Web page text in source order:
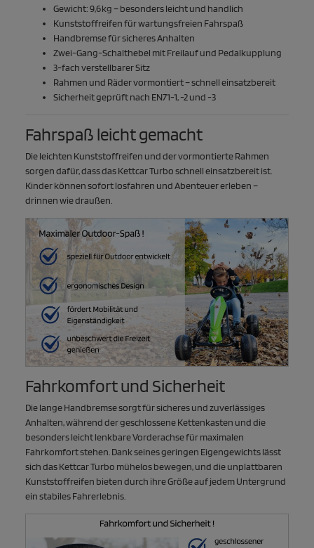
Gewicht: 9,6 kg – besonders leicht und handlich
Kunststoffreifen für wartungsfreien Fahrspaß
Handbremse für sicheres Anhalten
Zwei-Gang-Schalthebel mit Freilauf und Pedalkupplung
3-fach verstellbarer Sitz
Rahmen und Räder vormontiert – schnell einsatzbereit
Sicherheit geprüft nach EN71-1, -2 und -3
Fahrspaß leicht gemacht
Die leichten Kunststoffreifen und der vormontierte Rahmen
sorgen dafür, dass das Kettcar Turbo schnell einsatzbereit ist.
Kinder können sofort losfahren und Abenteuer erleben –
drinnen wie draußen.
Fahrkomfort und Sicherheit
Die lange Handbremse sorgt für sicheres und zuverlässiges
Anhalten, während der geschlossene Kettenkasten und die
besonders leicht lenkbare Vorderachse für maximalen
Fahrkomfort stehen. Dank seines geringen Eigengewichts lässt
sich das Kettcar Turbo mühelos bewegen, und die unplattbaren
Kunststoffreifen bieten durch ihre Größe auf jedem Untergrund
ein stabiles Fahrerlebnis.